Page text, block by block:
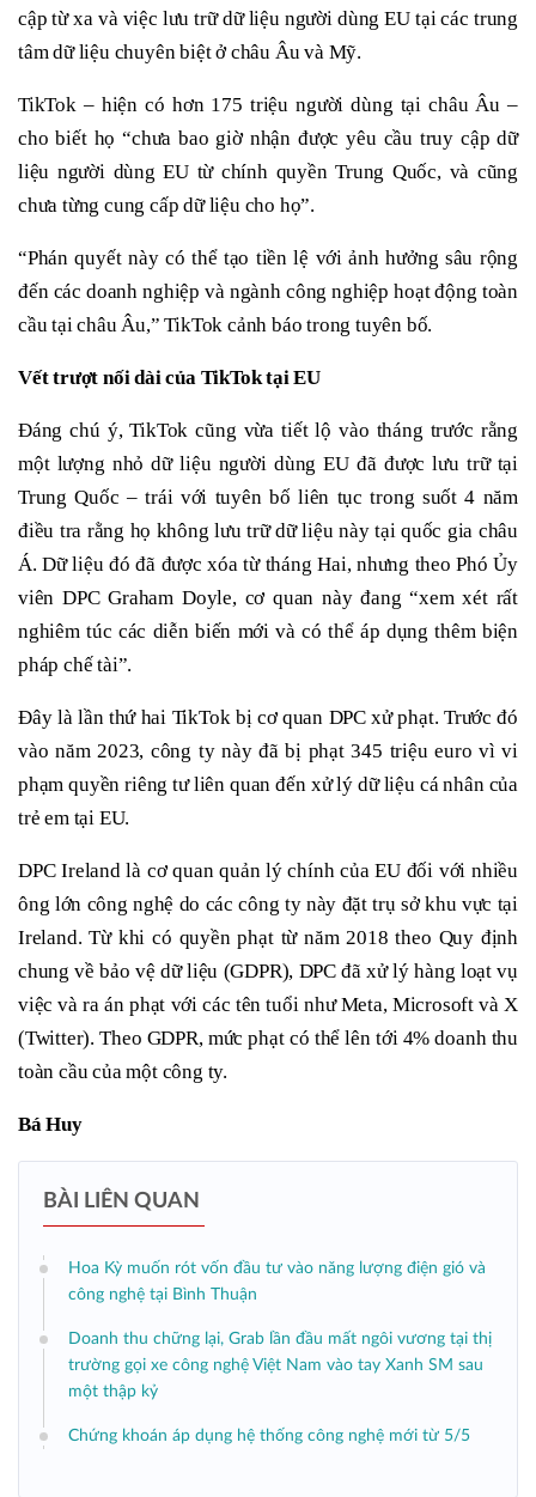
cập từ xa và việc lưu trữ dữ liệu người dùng EU tại các trung
tâm dữ liệu chuyên biệt ở châu Âu và Mỹ.
TikTok – hiện có hơn 175 triệu người dùng tại châu Âu –
cho biết họ “chưa bao giờ nhận được yêu cầu truy cập dữ
liệu người dùng EU từ chính quyền Trung Quốc, và cũng
chưa từng cung cấp dữ liệu cho họ”.
“Phán quyết này có thể tạo tiền lệ với ảnh hưởng sâu rộng
đến các doanh nghiệp và ngành công nghiệp hoạt động toàn
cầu tại châu Âu,” TikTok cảnh báo trong tuyên bố.
Vết trượt nối dài của TikTok tại EU
Đáng chú ý, TikTok cũng vừa tiết lộ vào tháng trước rằng
một lượng nhỏ dữ liệu người dùng EU đã được lưu trữ tại
Trung Quốc – trái với tuyên bố liên tục trong suốt 4 năm
điều tra rằng họ không lưu trữ dữ liệu này tại quốc gia châu
Á. Dữ liệu đó đã được xóa từ tháng Hai, nhưng theo Phó Ủy
viên DPC Graham Doyle, cơ quan này đang “xem xét rất
nghiêm túc các diễn biến mới và có thể áp dụng thêm biện
pháp chế tài”.
Đây là lần thứ hai TikTok bị cơ quan DPC xử phạt. Trước đó
vào năm 2023, công ty này đã bị phạt 345 triệu euro vì vi
phạm quyền riêng tư liên quan đến xử lý dữ liệu cá nhân của
trẻ em tại EU.
DPC Ireland là cơ quan quản lý chính của EU đối với nhiều
ông lớn công nghệ do các công ty này đặt trụ sở khu vực tại
Ireland. Từ khi có quyền phạt từ năm 2018 theo Quy định
chung về bảo vệ dữ liệu (GDPR), DPC đã xử lý hàng loạt vụ
việc và ra án phạt với các tên tuổi như Meta, Microsoft và X
(Twitter). Theo GDPR, mức phạt có thể lên tới 4% doanh thu
toàn cầu của một công ty.
Bá Huy
BÀI LIÊN QUAN
Hoa Kỳ muốn rót vốn đầu tư vào năng lượng điện gió và
công nghệ tại Bình Thuận
Doanh thu chững lại, Grab lần đầu mất ngôi vương tại thị
trường gọi xe công nghệ Việt Nam vào tay Xanh SM sau
một thập kỷ
Chứng khoán áp dụng hệ thống công nghệ mới từ 5/5